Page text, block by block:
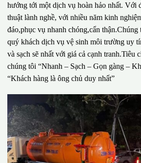
hướng tới một dịch vụ hoàn hảo nhất. Với
thuật lành nghề, với nhiều năm kinh
đáo,phục vụ nhanh chóng,cẩn
quý khách dịch vụ vệ sinh môi trường uy
và sạch sẽ nhất với giá cả cạnh tranh.Tiêu
chúng tôi “Nhanh – Sạch – Gọn gàng –
“Khách hàng là ông chủ duy nhất”